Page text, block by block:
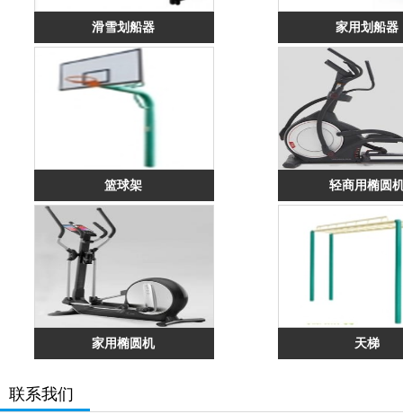
滑雪划船器 家用划船器
篮球架 轻商用椭圆
家用椭圆机 天梯
联系我们